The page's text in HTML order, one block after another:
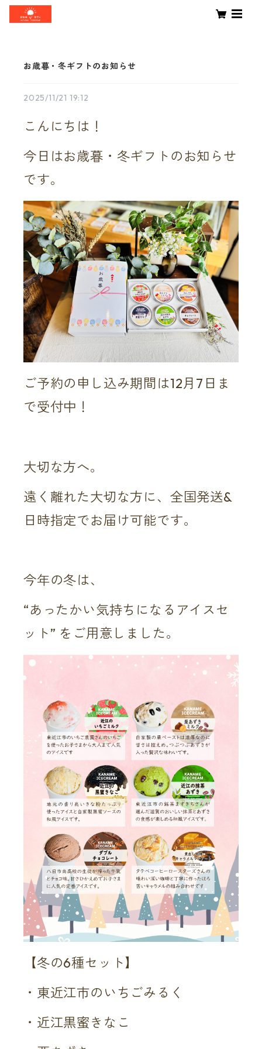
お歳暮・冬ギフトのお知らせ
2025/11/21 19:12
こんにちは！
今日はお歳暮・冬ギフトのお知らせ
です。
ご予約の申し込み期間は12月7日ま
で受付中！
大切な方へ。
遠く離れた大切な方に、全国発送&
日時指定でお届け可能です。
今年の冬は、
“あったかい気持ちになるアイスセ
ット” をご用意しました。
【冬の6種セット】
・東近江市のいちごみるく
・近江黒蜜きなこ